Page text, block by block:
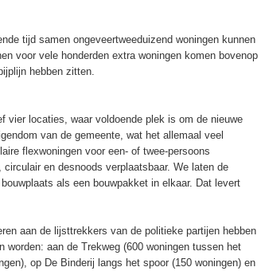
tijd samen ongeveertweeduizend woningen kunnen
voor vele honderden extra woningen komen bovenop
hebben zitten.
vier locaties, waar voldoende plek is om de nieuwe
van de gemeente, wat het allemaal veel
flexwoningen voor een- of twee-persoons
en desnoods verplaatsbaar. We laten de
als een bouwpakket in elkaar. Dat levert
aan de lijsttrekkers van de politieke partijen hebben
aan de Trekweg (600 woningen tussen het
op De Binderij langs het spoor (150 woningen) en